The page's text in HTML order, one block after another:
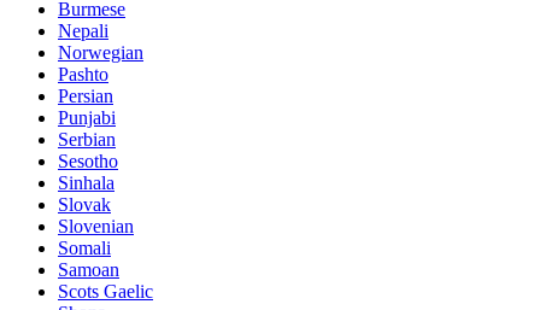
Burmese
Nepali
Norwegian
Pashto
Persian
Punjabi
Serbian
Sesotho
Sinhala
Slovak
Slovenian
Somali
Samoan
Scots Gaelic